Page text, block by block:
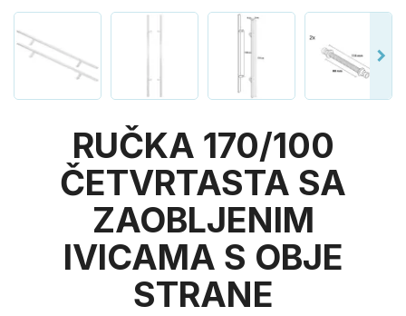
RUČKA 170/100
ČETVRTASTA SA
ZAOBLJENIM
IVICAMA S OBJE
STRANE